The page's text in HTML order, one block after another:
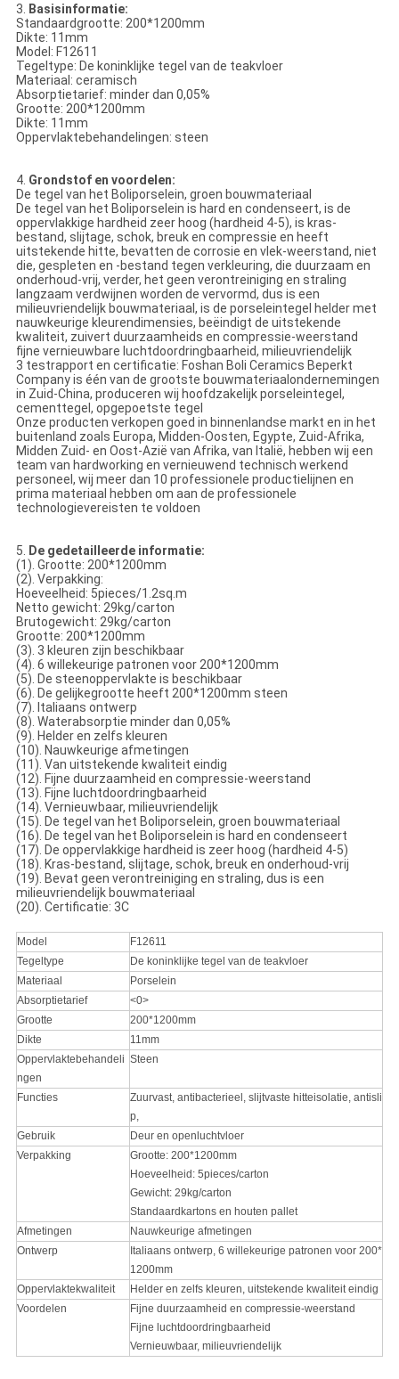
3. Basisinformatie:
Standaardgrootte: 200*1200mm
Dikte: 11mm
Model: F12611
Tegeltype: De koninklijke tegel van de teakvloer
Materiaal: ceramisch
Absorptietarief: minder dan 0,05%
Grootte: 200*1200mm
Dikte: 11mm
Oppervlaktebehandelingen: steen
4. Grondstof en voordelen:
De tegel van het Boliporselein, groen bouwmateriaal
De tegel van het Boliporselein is hard en condenseert, is de
oppervlakkige hardheid zeer hoog (hardheid 4-5), is kras-
bestand, slijtage, schok, breuk en compressie en heeft
uitstekende hitte, bevatten de corrosie en vlek-weerstand, niet
die, gespleten en -bestand tegen verkleuring, die duurzaam en
onderhoud-vrij, verder, het geen verontreiniging en straling
langzaam verdwijnen worden de vervormd, dus is een
milieuvriendelijk bouwmateriaal, is de porseleintegel helder met
nauwkeurige kleurendimensies, beëindigt de uitstekende
kwaliteit, zuivert duurzaamheids en compressie-weerstand
fijne vernieuwbare luchtdoordringbaarheid, milieuvriendelijk
3 testrapport en certificatie: Foshan Boli Ceramics Beperkt
Company is één van de grootste bouwmateriaalondernemingen
in Zuid-China, produceren wij hoofdzakelijk porseleintegel,
cementtegel, opgepoetste tegel
Onze producten verkopen goed in binnenlandse markt en in het
buitenland zoals Europa, Midden-Oosten, Egypte, Zuid-Afrika,
Midden Zuid- en Oost-Azië van Afrika, van Italië, hebben wij een
team van hardworking en vernieuwend technisch werkend
personeel, wij meer dan 10 professionele productielijnen en
prima materiaal hebben om aan de professionele
technologievereisten te voldoen
5. De gedetailleerde informatie:
(1). Grootte: 200*1200mm
(2). Verpakking:
Hoeveelheid: 5pieces/1.2sq.m
Netto gewicht: 29kg/carton
Brutogewicht: 29kg/carton
Grootte: 200*1200mm
(3). 3 kleuren zijn beschikbaar
(4). 6 willekeurige patronen voor 200*1200mm
(5). De steenoppervlakte is beschikbaar
(6). De gelijkegrootte heeft 200*1200mm steen
(7). Italiaans ontwerp
(8). Waterabsorptie minder dan 0,05%
(9). Helder en zelfs kleuren
(10). Nauwkeurige afmetingen
(11). Van uitstekende kwaliteit eindig
(12). Fijne duurzaamheid en compressie-weerstand
(13). Fijne luchtdoordringbaarheid
(14). Vernieuwbaar, milieuvriendelijk
(15). De tegel van het Boliporselein, groen bouwmateriaal
(16). De tegel van het Boliporselein is hard en condenseert
(17). De oppervlakkige hardheid is zeer hoog (hardheid 4-5)
(18). Kras-bestand, slijtage, schok, breuk en onderhoud-vrij
(19). Bevat geen verontreiniging en straling, dus is een
milieuvriendelijk bouwmateriaal
(20). Certificatie: 3C
Model
F12611
Tegeltype
De koninklijke tegel van de teakvloer
Materiaal
Porselein
Absorptietarief
<0>
Grootte
200*1200mm
Dikte
11mm
Oppervlaktebehandeli
ngen
Steen
Functies
Zuurvast, antibacterieel, slijtvaste hitteisolatie, antisli
p,
Gebruik
Deur en openluchtvloer
Verpakking
Grootte: 200*1200mm
Hoeveelheid: 5pieces/carton
Gewicht: 29kg/carton
Standaardkartons en houten pallet
Afmetingen
Nauwkeurige afmetingen
Ontwerp
Italiaans ontwerp, 6 willekeurige patronen voor 200*
1200mm
Oppervlaktekwaliteit
Helder en zelfs kleuren, uitstekende kwaliteit eindig
Voordelen
Fijne duurzaamheid en compressie-weerstand
Fijne luchtdoordringbaarheid
Vernieuwbaar, milieuvriendelijk